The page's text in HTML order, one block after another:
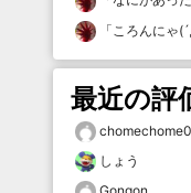
「 ころんにゃ
最近の評
しょう